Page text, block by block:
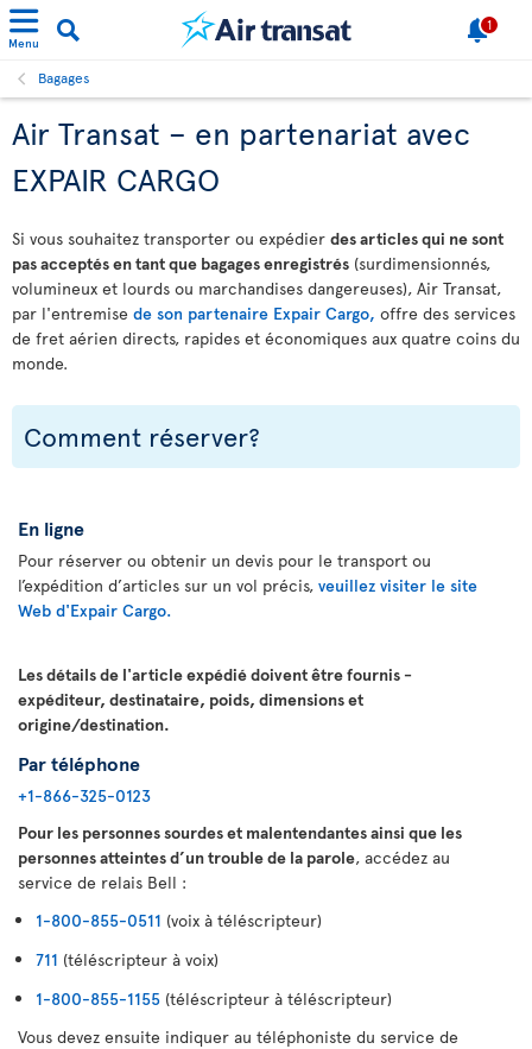
Menu
1
Bagages
Air Transat – en partenariat avec
EXPAIR CARGO
Si vous souhaitez transporter ou expédier des articles qui ne sont
pas acceptés en tant que bagages enregistrés (surdimensionnés,
volumineux et lourds ou marchandises dangereuses), Air Transat,
par l'entremise de son partenaire Expair Cargo, offre des services
de fret aérien directs, rapides et économiques aux quatre coins du
monde.
Comment réserver?
En ligne
Pour réserver ou obtenir un devis pour le transport ou
l’expédition d’articles sur un vol précis, veuillez visiter le site
Web d'Expair Cargo.
Les détails de l'article expédié doivent être fournis -
expéditeur, destinataire, poids, dimensions et
origine/destination.
Par téléphone
+1-866-325-0123
Pour les personnes sourdes et malentendantes ainsi que les
personnes atteintes d’un trouble de la parole, accédez au
service de relais Bell :
1-800-855-0511 (voix à téléscripteur)
711 (téléscripteur à voix)
1-800-855-1155 (téléscripteur à téléscripteur)
Vous devez ensuite indiquer au téléphoniste du service de